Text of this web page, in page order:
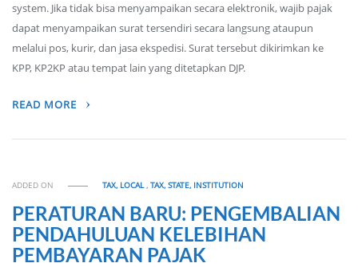
system. Jika tidak bisa menyampaikan secara elektronik, wajib pajak
dapat menyampaikan surat tersendiri secara langsung ataupun
melalui pos, kurir, dan jasa ekspedisi. Surat tersebut dikirimkan ke
KPP, KP2KP atau tempat lain yang ditetapkan DJP.
READ MORE
ADDED ON TAX, LOCAL,TAX, STATE, INSTITUTION
PERATURAN BARU: PENGEMBALIAN
PENDAHULUAN KELEBIHAN
PEMBAYARAN PAJAK